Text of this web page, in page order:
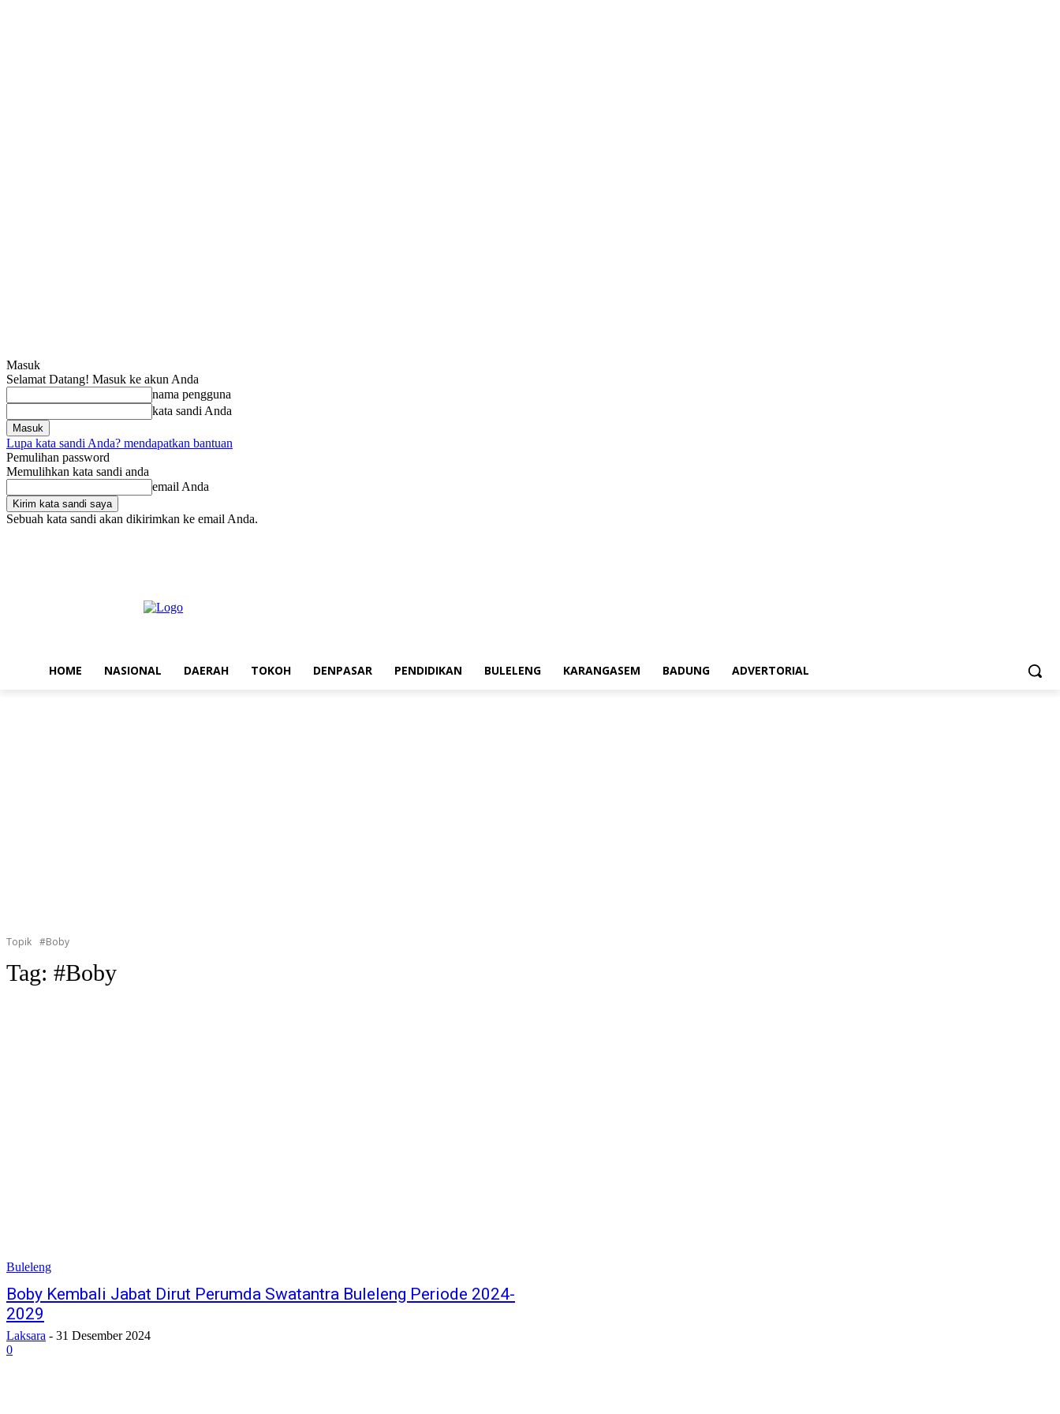
Masuk
Selamat Datang! Masuk ke akun Anda
nama pengguna
kata sandi Anda
Lupa kata sandi Anda? mendapatkan bantuan
Pemulihan password
Memulihkan kata sandi anda
email Anda
Sebuah kata sandi akan dikirimkan ke email Anda.
HOME NASIONAL DAERAH TOKOH DENPASAR PENDIDIKAN BULELENG KARANGASEM BADUNG ADVERTORIAL
Topik #Boby
Tag: #Boby
Buleleng
Boby Kembali Jabat Dirut Perumda Swatantra Buleleng Periode 2024-
2029
Laksara - 31 Desember 2024
0